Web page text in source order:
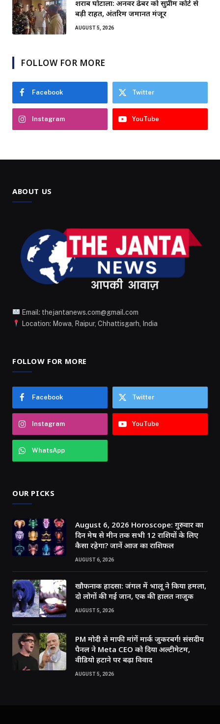
शराब घोटाला: अनवर ढेबर को सुप्रीम कोर्ट से
बड़ी राहत, अंतरिम जमानत मंजूर
AUGUST 5, 2026
FOLLOW FOR MORE
Facebook Twitter
Instagram YouTube
ABOUT US
Email: thejantanews.com@gmail.com
Location: Mowa, Raipur, Chhattisgarh, India
FOLLOW FOR MORE
Facebook Twitter
Instagram YouTube
WhatsApp
OUR PICKS
August 6, 2026 Horoscope: गुरुवार का
दिन मेष से मीन तक सभी 12 राशियों के लिए
कैसा रहेगा? जानें आज का राशिफल
AUGUST 6, 2026
खौफनाक हादसा: जंगल में भालू ने किया हमला,
दो लोगों की गई जान, एक की हालत नाजुक
AUGUST 5, 2026
PM मोदी से माफी मांगें मार्क जुकरबर्ग! संसदीय
पैनल ने Meta CEO को दिया अल्टीमेटम,
वीडियो हटाने पर बढ़ा विवाद
AUGUST 5, 2026